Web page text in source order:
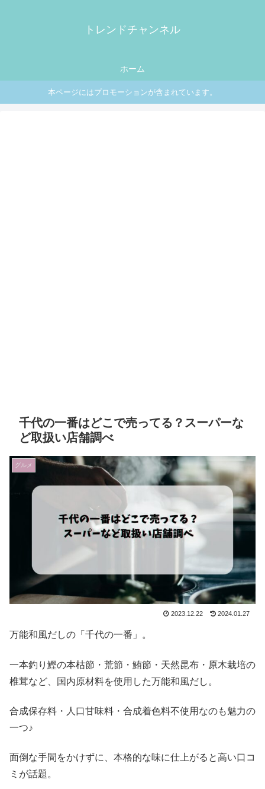
トレンドチャンネル
ホーム
本ページにはプロモーションが含まれています。
千代の一番はどこで売ってる？スーパーな
ど取扱い店舗調べ
グルメ
2023.12.22 2024.01.27
万能和風だしの「千代の一番」。
一本釣り鰹の本枯節・荒節・鮪節・天然昆布・原木栽培の
椎茸など、国内原材料を使用した万能和風だし。
合成保存料・人口甘味料・合成着色料不使用なのも魅力の
一つ♪
面倒な手間をかけずに、本格的な味に仕上がると高い口コ
ミが話題。